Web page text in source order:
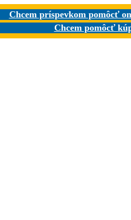
Chcem príspevkom pomôcť
Chcem pomôcť